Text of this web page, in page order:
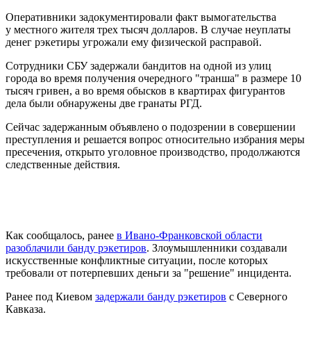
Оперативники задокументировали факт вымогательства
у местного жителя трех тысяч долларов. В случае неуплаты
денег рэкетиры угрожали ему физической расправой.
Сотрудники СБУ задержали бандитов на одной из улиц
города во время получения очередного "транша" в размере 10
тысяч гривен, а во время обысков в квартирах фигурантов
дела были обнаружены две гранаты РГД.
Сейчас задержанным объявлено о подозрении в совершении
преступления и решается вопрос относительно избрания меры
пресечения, открыто уголовное производство, продолжаются
следственные действия.
Как сообщалось, ранее в Ивано-Франковской области
разоблачили банду рэкетиров. Злоумышленники создавали
искусственные конфликтные ситуации, после которых
требовали от потерпевших деньги за "решение" инцидента.
Ранее под Киевом задержали банду рэкетиров с Северного
Кавказа.